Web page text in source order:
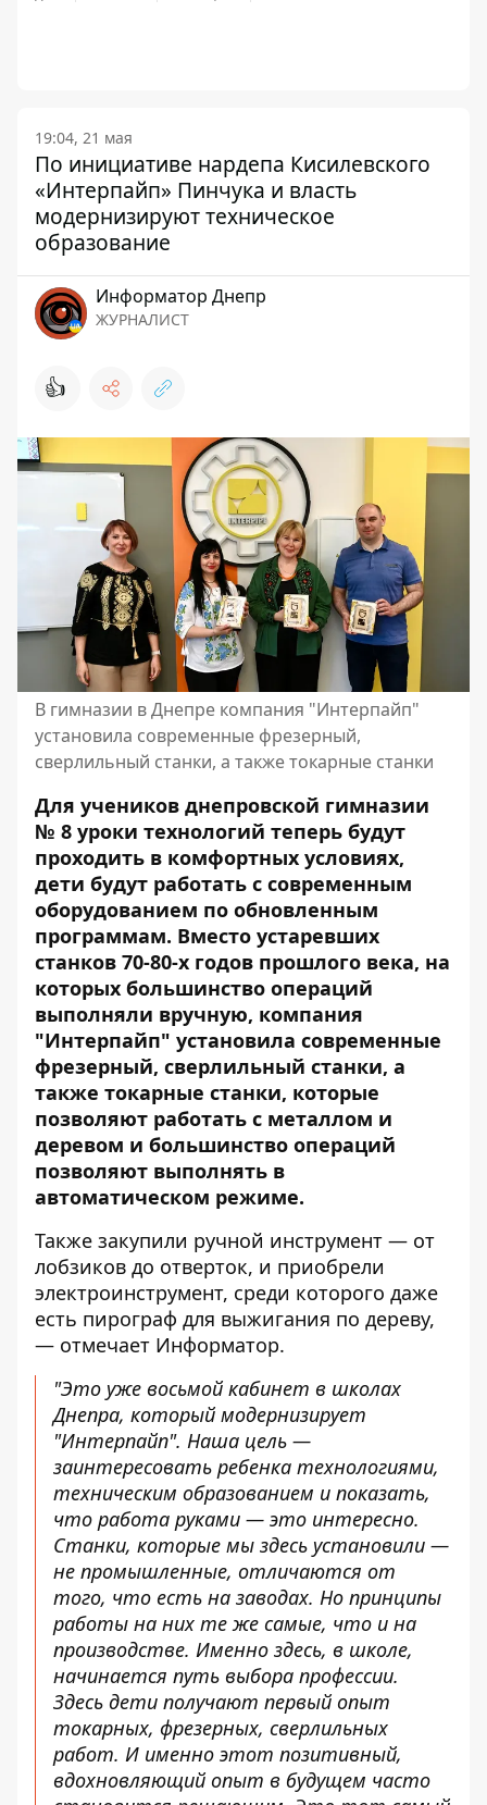
19:04, 21 мая
По инициативе нардепа Кисилевского
«Интерпайп» Пинчука и власть
модернизируют техническое
образование
Информатор Днепр
ЖУРНАЛИСТ
👍
В гимназии в Днепре компания "Интерпайп"
установила современные фрезерный,
сверлильный станки, а также токарные станки
Для учеников днепровской гимназии
№ 8 уроки технологий теперь будут
проходить в комфортных условиях,
дети будут работать с современным
оборудованием по обновленным
программам. Вместо устаревших
станков 70-80-х годов прошлого века, на
которых большинство операций
выполняли вручную, компания
"Интерпайп" установила современные
фрезерный, сверлильный станки, а
также токарные станки, которые
позволяют работать с металлом и
деревом и большинство операций
позволяют выполнять в
автоматическом режиме.
Также закупили ручной инструмент — от
лобзиков до отверток, и приобрели
электроинструмент, среди которого даже
есть пирограф для выжигания по дереву,
— отмечает Информатор.
"Это уже восьмой кабинет в школах
Днепра, который модернизирует
"Интерпайп". Наша цель —
заинтересовать ребенка технологиями,
техническим образованием и показать,
что работа руками — это интересно.
Станки, которые мы здесь установили —
не промышленные, отличаются от
того, что есть на заводах. Но принципы
работы на них те же самые, что и на
производстве. Именно здесь, в школе,
начинается путь выбора профессии.
Здесь дети получают первый опыт
токарных, фрезерных, сверлильных
работ. И именно этот позитивный,
вдохновляющий опыт в будущем часто